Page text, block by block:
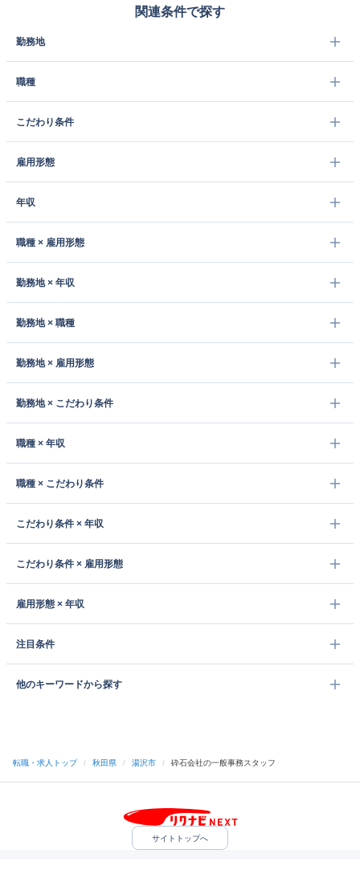
関連条件で探す
勤務地
職種
こだわり条件
雇用形態
年収
職種 × 雇用形態
勤務地 × 年収
勤務地 × 職種
勤務地 × 雇用形態
勤務地 × こだわり条件
職種 × 年収
職種 × こだわり条件
こだわり条件 × 年収
こだわり条件 × 雇用形態
雇用形態 × 年収
注目条件
他のキーワードから探す
転職・求人トップ / 秋田県 / 湯沢市 / 砕石会社の一般事務スタッフ
サイトトップへ